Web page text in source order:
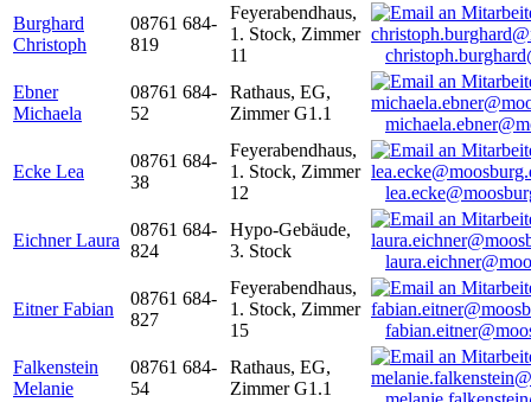
Burghard
Christoph
08761 684-
819
Feyerabendhaus,
1. Stock, Zimmer
11
Ebner
Michaela
08761 684-
52
Rathaus, EG,
Zimmer G1.1
Ecke Lea
08761 684-
38
Feyerabendhaus,
1. Stock, Zimmer
12
Eichner Laura
08761 684-
824
Hypo-Gebäude,
3. Stock
Eitner Fabian
08761 684-
827
Feyerabendhaus,
1. Stock, Zimmer
15
Falkenstein
Melanie
08761 684-
54
Rathaus, EG,
Zimmer G1.1